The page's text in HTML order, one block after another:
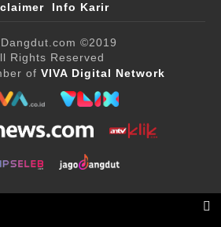
Info Karir
©2019
Rights Reserved
of VIVA Digital Network
